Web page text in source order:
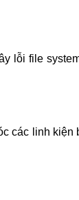
lỗi file
các linh kiện